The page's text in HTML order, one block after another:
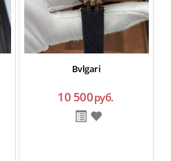
Bvlgari
10 500руб.